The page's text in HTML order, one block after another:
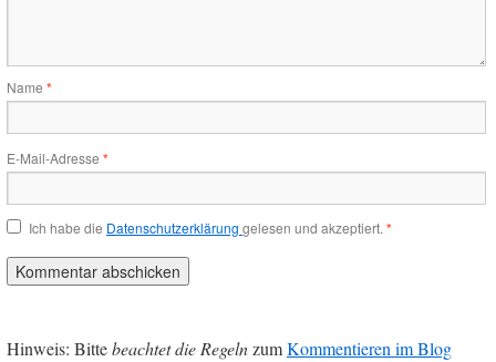
Name *
E-Mail-Adresse *
Ich habe die Datenschutzerklärung gelesen und akzeptiert. *
Hinweis: Bittebeachtet die RegelnzumKommentieren im Blog